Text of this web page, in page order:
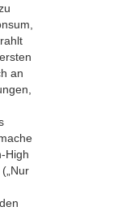
an
High